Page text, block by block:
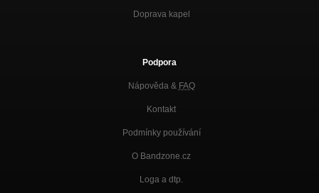
Doprava kapel
Podpora
Nápověda & FAQ
Kontakt
Podmínky používání
O Bandzone.cz
Loga a dtp.